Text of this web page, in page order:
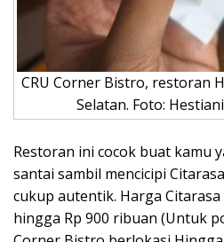
CRU Corner Bistro, restoran
Selatan. Foto:
Restoran ini cocok buat kamu
santai sambil mencicipi
cukup autentik. Harga
hingga Rp 900 ribuan (Untuk